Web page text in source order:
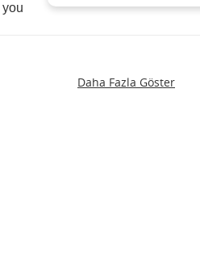
you
Daha Fazla Göster